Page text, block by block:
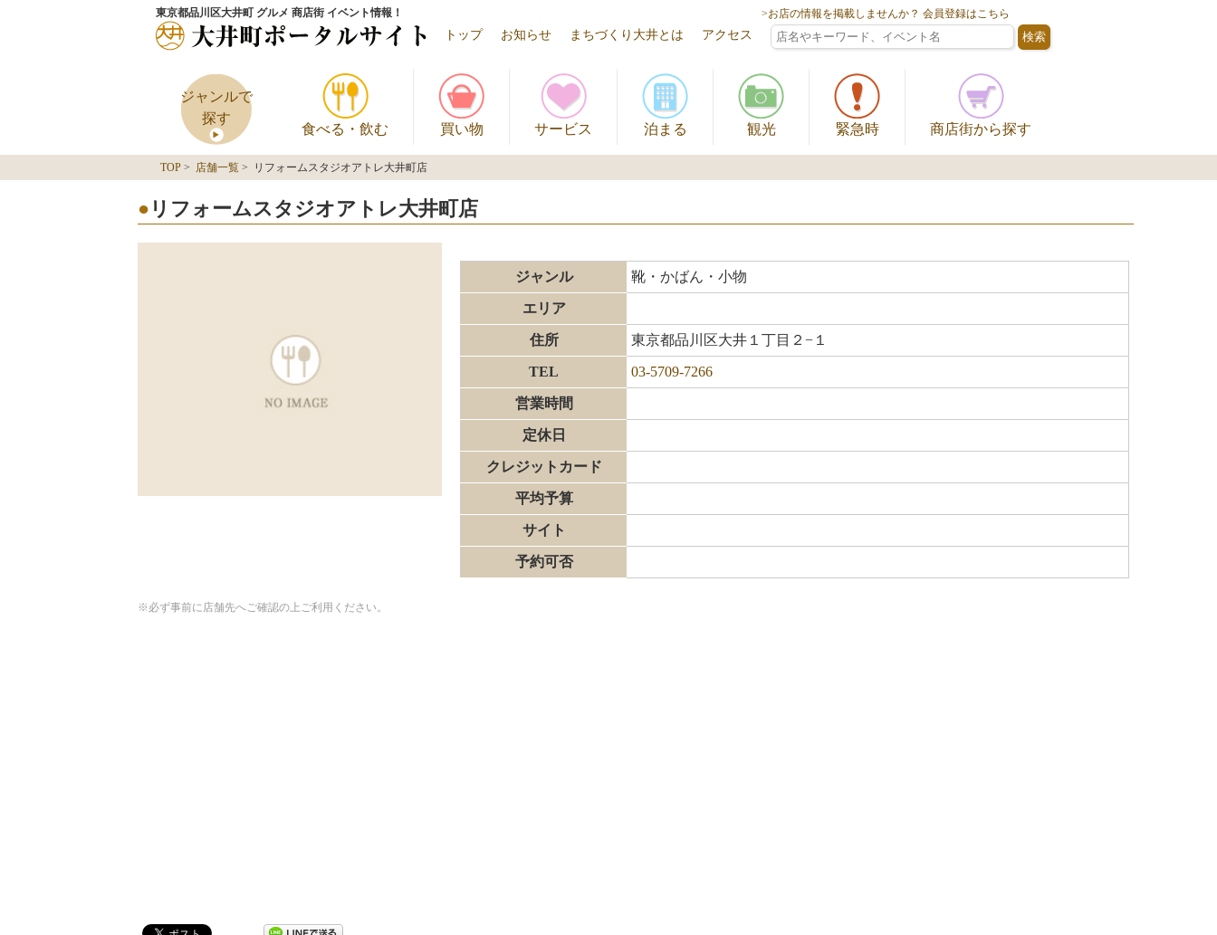
東京都品川区大井町 グルメ 商店街 イベント情報！ >お店の情報を掲載しませんか？ 会員登録はこちら
トップ お知らせ まちづくり大井とは アクセス
ジャンルで
探す
食べる・飲む 買い物 サービス 泊まる 観光 緊急時 商店街から探す
TOP > 店舗一覧 > リフォームスタジオアトレ大井町店
リフォームスタジオアトレ大井町店
ジャンル 靴・かばん・小物
エリア
住所 東京都品川区大井１丁目２−１
TEL 03-5709-7266
営業時間
定休日
クレジットカード
平均予算
サイト
予約可否
※必ず事前に店舗先へご確認の上ご利用ください。